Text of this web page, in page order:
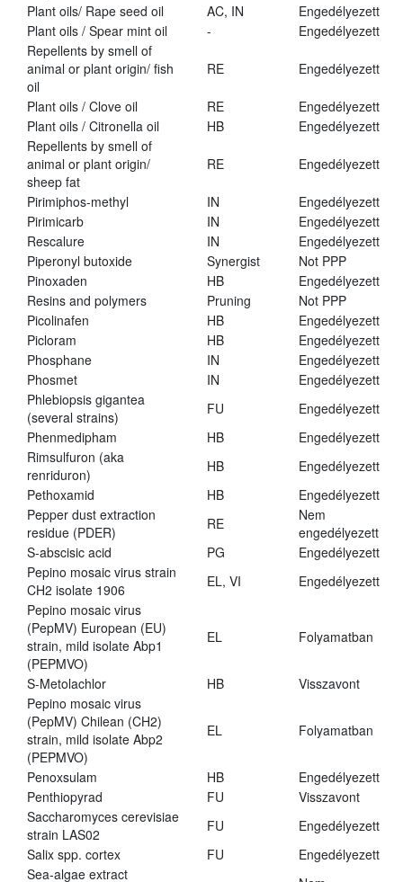
Plant oils/ Rape seed oil
AC, IN
Engedélyezett
Plant oils / Spear mint oil
-
Engedélyezett
Repellents by smell of
animal or plant origin/ fish
oil
RE Engedélyezett
Plant oils / Clove oil RE
Engedélyezett
Plant oils / Citronella oil
HB
Engedélyezett
Repellents by smell of
animal or plant origin/
sheep fat
RE Engedélyezett
Pirimiphos-methyl IN
Engedélyezett
Pirimicarb
IN
Engedélyezett
Rescalure
IN
Engedélyezett
Piperonyl butoxide
Synergist
Not PPP
Pinoxaden
HB
Engedélyezett
Resins and polymers
Pruning
Not PPP
Picolinafen
HB
Engedélyezett
Picloram
HB
Engedélyezett
Phosphane
IN
Engedélyezett
Phosmet
IN
Engedélyezett
Phlebiopsis gigantea
(several strains)
FU
Engedélyezett
Phenmedipham
HB
Engedélyezett
Rimsulfuron (aka
renriduron)
HB
Engedélyezett
Pethoxamid
HB
Engedélyezett
Pepper dust extraction
residue (PDER)
RE
Nem
engedélyezett
S-abscisic acid
PG
Engedélyezett
Pepino mosaic virus strain
CH2 isolate 1906
EL, VI
Engedélyezett
Pepino mosaic virus
(PepMV) European (EU)
strain, mild isolate Abp1
(PEPMVO)
EL Folyamatban
S-Metolachlor HB
Visszavont
Pepino mosaic virus
(PepMV) Chilean (CH2)
strain, mild isolate Abp2
(PEPMVO)
EL Folyamatban
Penoxsulam HB
Engedélyezett
Penthiopyrad
FU
Visszavont
Saccharomyces cerevisiae
strain LAS02
FU
Engedélyezett
Salix spp. cortex
FU
Engedélyezett
Sea-algae extract